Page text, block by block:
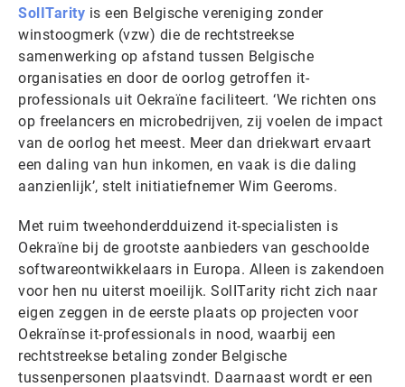
SolITarity is een Belgische vereniging zonder
winstoogmerk (vzw) die de rechtstreekse
samenwerking op afstand tussen Belgische
organisaties en door de oorlog getroffen it-
professionals uit Oekraïne faciliteert. ‘We richten ons
op freelancers en microbedrijven, zij voelen de impact
van de oorlog het meest. Meer dan driekwart ervaart
een daling van hun inkomen, en vaak is die daling
aanzienlijk’, stelt initiatiefnemer Wim Geeroms.
Met ruim tweehonderdduizend it-specialisten is
Oekraïne bij de grootste aanbieders van geschoolde
softwareontwikkelaars in Europa. Alleen is zakendoen
voor hen nu uiterst moeilijk. SolITarity richt zich naar
eigen zeggen in de eerste plaats op projecten voor
Oekraïnse it-professionals in nood, waarbij een
rechtstreekse betaling zonder Belgische
tussenpersonen plaatsvindt. Daarnaast wordt er een